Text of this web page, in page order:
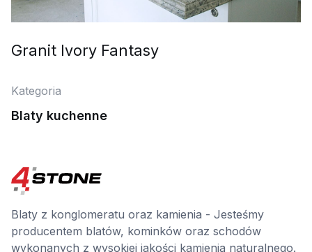
Granit Ivory Fantasy
Kategoria
Blaty kuchenne
Blaty z konglomeratu oraz kamienia - Jesteśmy
producentem blatów, kominków oraz schodów
wykonanych z wysokiej jakości kamienia naturalnego.